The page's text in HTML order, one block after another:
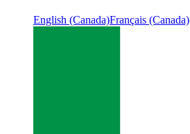
English (Canada)Français (Canada)